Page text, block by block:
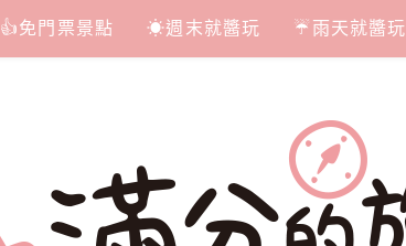
👍免門票景點 ☀週末就醬玩 ☔雨天就醬玩